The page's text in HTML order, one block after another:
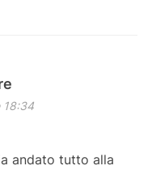
18:34
andato tutto alla